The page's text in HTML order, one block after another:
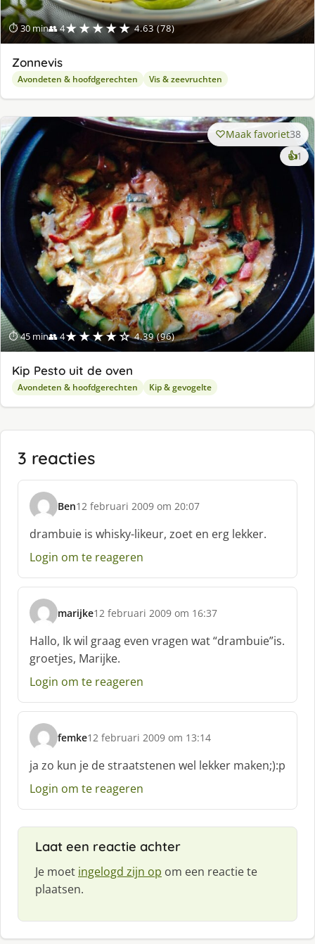
⏱ 30 min👥 4★★★★★ 4.63 (78)
Zonnevis
Avondeten & hoofdgerechten Vis & zeevruchten
⏱ 45 min👥 4★★★★☆ 4.39 (96)
Maak favoriet38
👍1
Kip Pesto uit de oven
Avondeten & hoofdgerechten Kip & gevogelte
3 reacties
Ben
s
h
r
e
f
:
12 februari 2009 om 20:07
drambuie is whisky-likeur, zoet en erg lekker.
Login om te reageren
marijke
s
c
h
r
e
f
12 februari 2009 om 16:37
Hallo, Ik wil graag even vragen wat “drambuie”is.
groetjes, Marijke.
Login om te reageren
femke
s
c
h
r
12 februari 2009 om 13:14
ja zo kun je de straatstenen wel lekker maken;):p
Login om te reageren
Laat een reactie achter
Je moet ingelogd zijn op om een reactie te
plaatsen.